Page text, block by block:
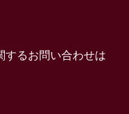
するお問い合わせは